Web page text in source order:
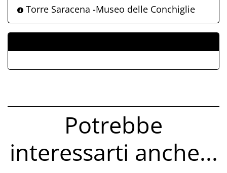
Torre Saracena -Museo delle Conchiglie
Potrebbe
interessarti anche...